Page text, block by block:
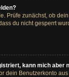
Prüfe zunächst, ob
du nicht gesperrt
kann mich aber
dein Benutzerkonto